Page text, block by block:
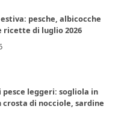
pesche, albicocche
ricette di luglio 2026
leggeri: sogliola in
di nocciole, sardine